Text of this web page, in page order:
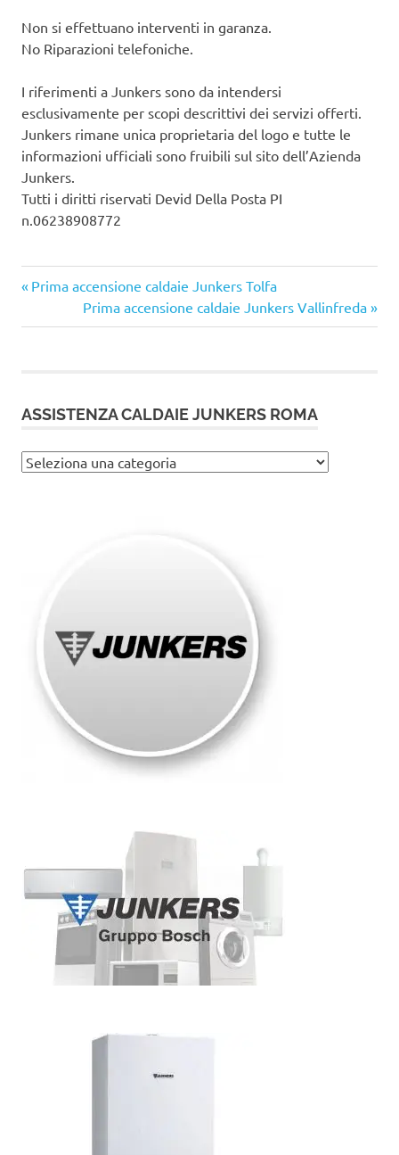
Non si effettuano interventi in garanza.
No Riparazioni telefoniche.
I riferimenti a Junkers sono da intendersi
esclusivamente per scopi descrittivi dei servizi offerti.
Junkers rimane unica proprietaria del logo e tutte le
informazioni ufficiali sono fruibili sul sito dell’Azienda
Junkers.
Tutti i diritti riservati Devid Della Posta PI
n.06238908772
Navigazione
articoli
Articolo
precedente:
Prima accensione caldaie Junkers Tolfa
Articolo
successivo:
Prima accensione caldaie Junkers Vallinfreda
ASSISTENZA CALDAIE JUNKERS ROMA
Assistenza